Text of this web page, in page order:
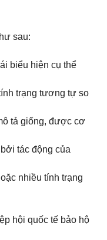
sau:
biểu hiện cụ thể
trạng tương tự so
tả giống, được cơ
tác động của
nhiều tính trạng
hội quốc tế bảo hộ